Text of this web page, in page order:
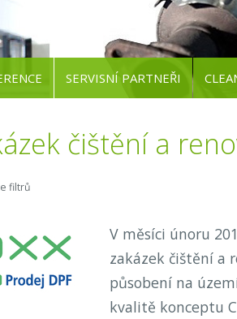
čištění a
filtrů
V měsíci únoru
zakázek čištění a
působení na
kvalitě konceptu
SERVISNÍ PARTNEŘI